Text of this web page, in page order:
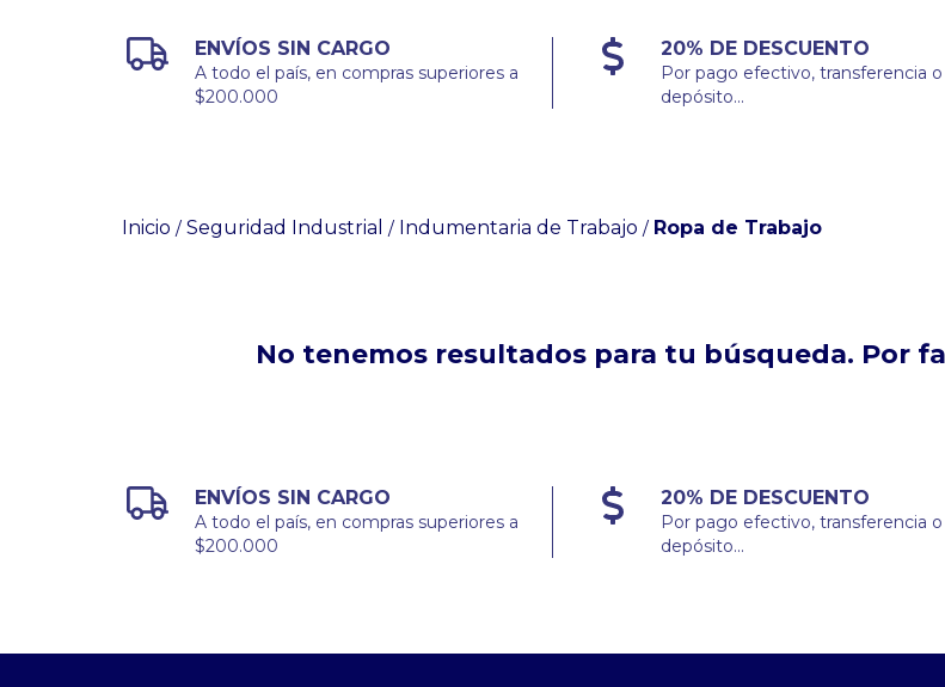
ENVÍOS SIN CARGO
A todo el país, en compras superiores a
$200.000
20% DE DESCUENTO
Por pago efectivo, transferencia o
depósito...
Inicio / Seguridad Industrial / Indumentaria de Trabajo / Ropa de Trabajo
No tenemos resultados para tu búsqueda. Por
ENVÍOS SIN CARGO
A todo el país, en compras superiores a
$200.000
20% DE DESCUENTO
Por pago efectivo, transferencia o
depósito...